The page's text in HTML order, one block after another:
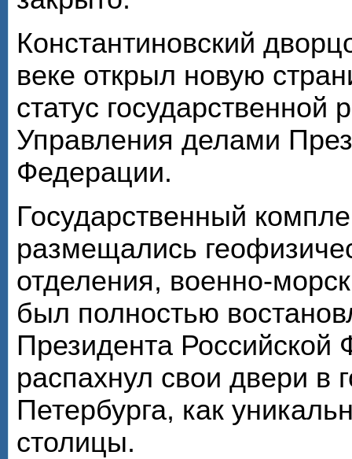
Константиновский
веке открыл новую
статус государственной
Управления делами
Федерации.
Государственный
размещались
отделения, военно-
был полностью
Президента
распахнул свои двери в
Петербурга, как
столицы.